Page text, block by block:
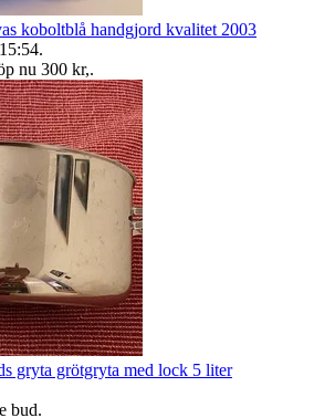
koboltblå handgjord kvalitet 2003
.
nu 300 kr,.
gryta grötgryta med lock 5 liter
bud.